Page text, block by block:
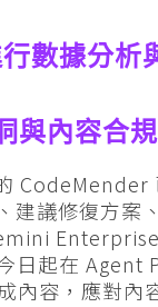
與內容合規
建議修復方案
起在 Agent
內容，應對內